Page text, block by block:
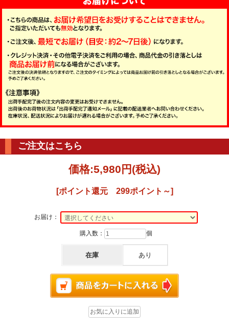
ご注文はこちら
価格:5,980円 (税込)
[ポイント還元 299ポイント～]
お届け：
購入数： 個
在庫 あり